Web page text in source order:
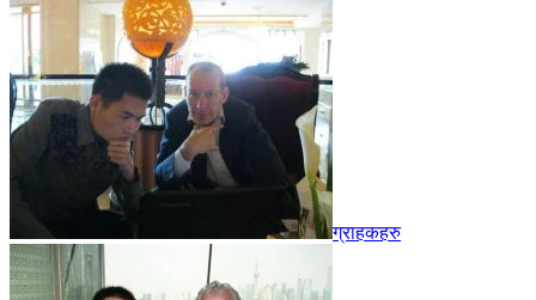
ग्राहकहरु